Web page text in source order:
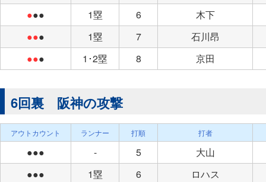
●●● 1塁 6
木下
●●● 1塁 7
石川昂
●●● 1･2塁 8 京田
6回裏 阪神の攻撃
アウトカウント ランナー 打順 打者
●●● - 5
大山
●●●
1塁 6
ロハス